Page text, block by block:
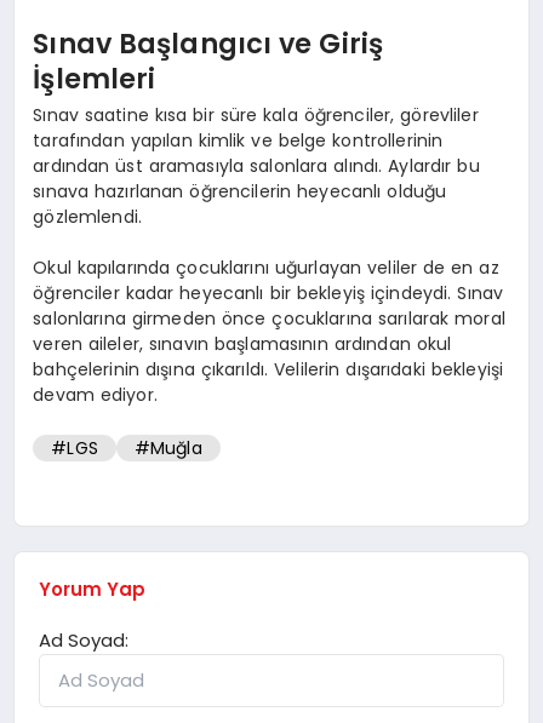
Sınav Başlangıcı ve Giriş
İşlemleri
Sınav saatine kısa bir süre kala öğrenciler, görevliler
tarafından yapılan kimlik ve belge kontrollerinin
ardından üst aramasıyla salonlara alındı. Aylardır bu
sınava hazırlanan öğrencilerin heyecanlı olduğu
gözlemlendi.
Okul kapılarında çocuklarını uğurlayan veliler de en az
öğrenciler kadar heyecanlı bir bekleyiş içindeydi. Sınav
salonlarına girmeden önce çocuklarına sarılarak moral
veren aileler, sınavın başlamasının ardından okul
bahçelerinin dışına çıkarıldı. Velilerin dışarıdaki bekleyişi
devam ediyor.
#LGS #Muğla
Yorum Yap
Ad Soyad: